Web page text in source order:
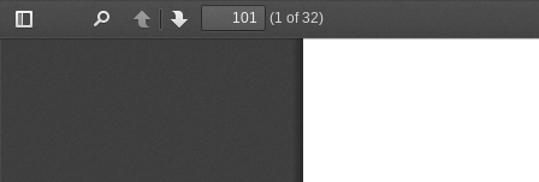
Toggle
PreviousNext
(1 of 32)